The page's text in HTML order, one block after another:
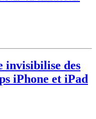
invisibilise des
iPhone et iPad